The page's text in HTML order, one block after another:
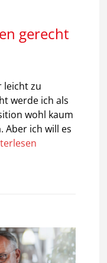
gerecht
leicht zu
werde ich als
wohl kaum
Aber ich will es